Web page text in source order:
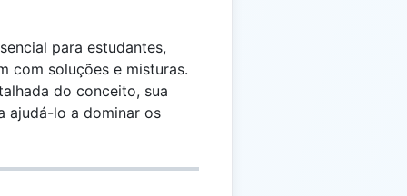
para estudantes,
com soluções e misturas.
do conceito, sua
ajudá-lo a dominar os